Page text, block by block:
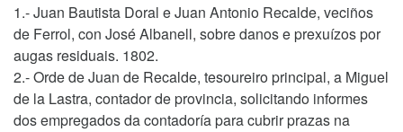
1.- Juan Bautista Doral e Juan Antonio Recalde, veciños
de Ferrol, con José Albanell, sobre danos e prexuízos por
augas residuais. 1802.
2.- Orde de Juan de Recalde, tesoureiro principal, a Miguel
de la Lastra, contador de provincia, solicitando informes
dos empregados da contadoría para cubrir prazas na